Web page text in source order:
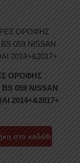
ΟΡΟΦΗΣ
BS 059 NISSAN
2014+&2017+
στο καλάθι